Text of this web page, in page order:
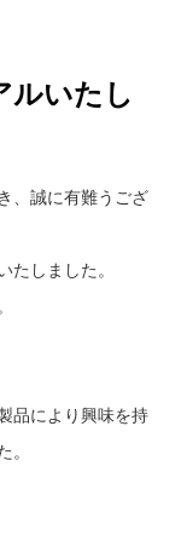
ルいたし
、誠に有難うござ
たしました。
品により興味を持
。